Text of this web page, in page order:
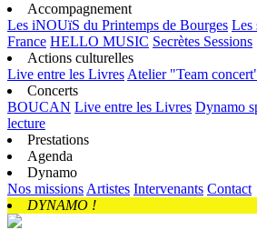
Accompagnement
Les iNOUïS du Printemps de Bourges Les
France HELLO MUSIC Secrètes Sessions
Actions culturelles
Live entre les Livres Atelier "Team
Concerts
BOUCAN Live entre les Livres Dynamo
lecture
Prestations
Agenda
Dynamo
Nos missions Artistes Intervenants Contact
DYNAMO !